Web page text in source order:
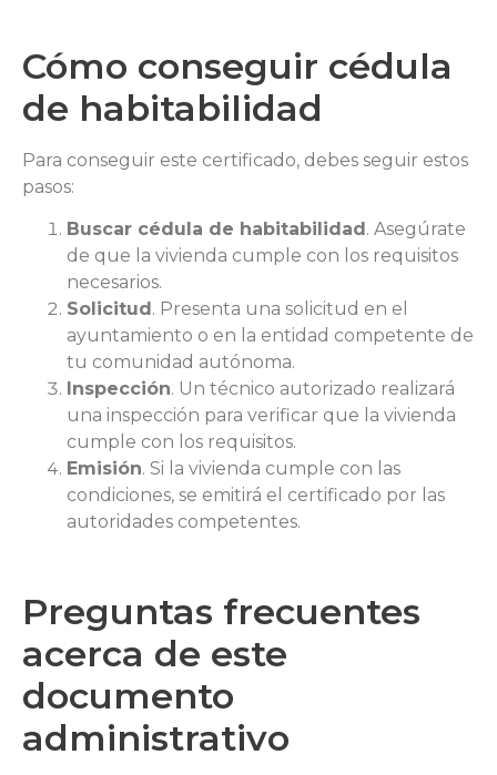
Cómo conseguir cédula
de habitabilidad
Para conseguir este certificado, debes seguir estos
pasos:
Buscar cédula de habitabilidad . Asegúrate
de que la vivienda cumple con los requisitos
necesarios.
Solicitud . Presenta una solicitud en el
ayuntamiento o en la entidad competente de
tu comunidad autónoma.
Inspección. Un técnico autorizado realizará
una inspección para verificar que la vivienda
cumple con los requisitos.
Emisión. Si la vivienda cumple con las
condiciones, se emitirá el certificado por las
autoridades competentes.
Preguntas frecuentes
acerca de este
documento
administrativo